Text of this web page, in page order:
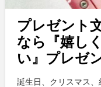
プレゼント
なら『嬉し
い』プレゼ
誕生日、クリスマス